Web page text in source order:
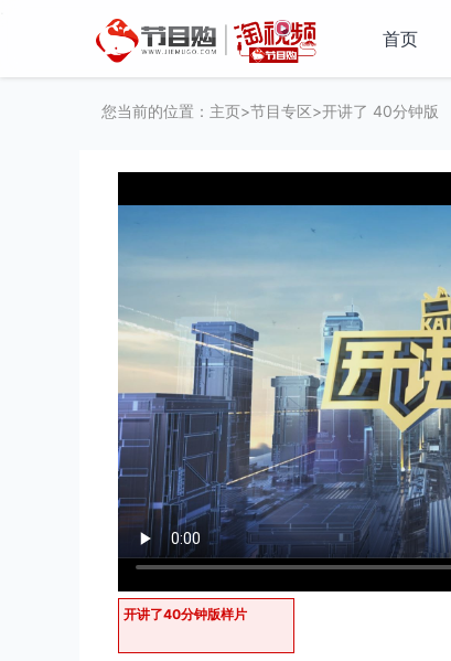
首页
您当前的位置： 主页>节目专区>开讲了 40分钟版
开讲了40分钟版样片